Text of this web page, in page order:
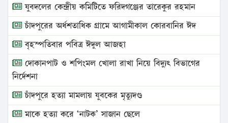
যুবদলের কেন্দ্রীয় কমিটিতে ফরিদগঞ্জের তারেকুর রহমান
চাঁদপুরের অর্ধশতাধিক গ্রামে আগামীকাল কোরবানির ঈদ
বৃহস্পতিবার পবিত্র ঈদুল আজহা
দোকানপাট ও শপিংমল খোলা রাখা নিয়ে বিদ্যুৎ বিভাগের
নির্দেশনা
চাঁদপুরে হত্যা মামলায় যুবকের মৃত্যুদণ্ড
মাকে হত্যা করে ‘নাটক’ সাজান ছেলে